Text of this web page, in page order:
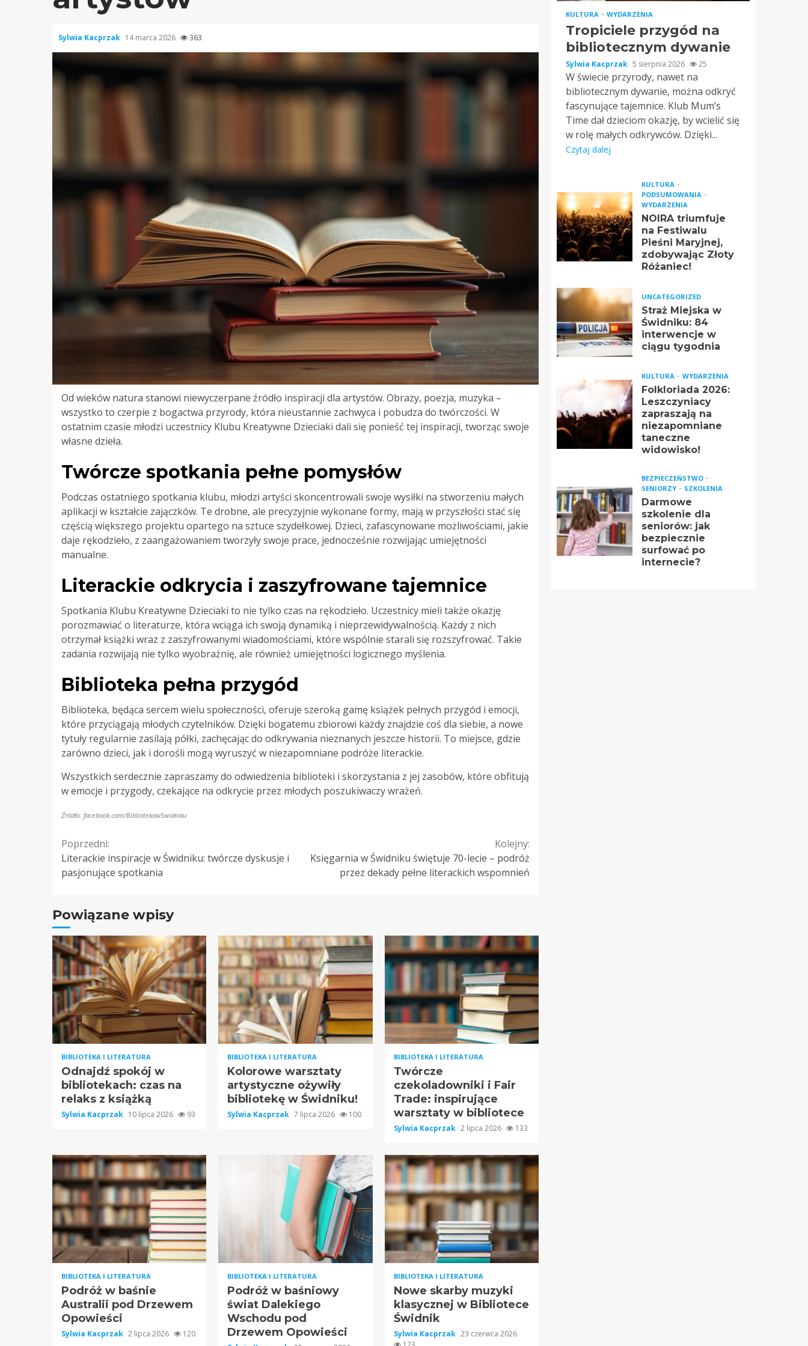
Sylwia Kacprzak 14 marca 2026 363
Od wieków natura stanowi niewyczerpane źródło inspiracji dla artystów. Obrazy, poezja, muzyka –
wszystko to czerpie z bogactwa przyrody, która nieustannie zachwyca i pobudza do twórczości. W
ostatnim czasie młodzi uczestnicy Klubu Kreatywne Dzieciaki dali się ponieść tej inspiracji, tworząc swoje
własne dzieła.
Twórcze spotkania pełne pomysłów
Podczas ostatniego spotkania klubu, młodzi artyści skoncentrowali swoje wysiłki na stworzeniu małych
aplikacji w kształcie zajączków. Te drobne, ale precyzyjnie wykonane formy, mają w przyszłości stać się
częścią większego projektu opartego na sztuce szydełkowej. Dzieci, zafascynowane możliwościami, jakie
daje rękodzieło, z zaangażowaniem tworzyły swoje prace, jednocześnie rozwijając umiejętności
manualne.
Literackie odkrycia i zaszyfrowane tajemnice
Spotkania Klubu Kreatywne Dzieciaki to nie tylko czas na rękodzieło. Uczestnicy mieli także okazję
porozmawiać o literaturze, która wciąga ich swoją dynamiką i nieprzewidywalnością. Każdy z nich
otrzymał książki wraz z zaszyfrowanymi wiadomościami, które wspólnie starali się rozszyfrować. Takie
zadania rozwijają nie tylko wyobraźnię, ale również umiejętności logicznego myślenia.
Biblioteka pełna przygód
Biblioteka, będąca sercem wielu społeczności, oferuje szeroką gamę książek pełnych przygód i emocji,
które przyciągają młodych czytelników. Dzięki bogatemu zbiorowi każdy znajdzie coś dla siebie, a nowe
tytuły regularnie zasilają półki, zachęcając do odkrywania nieznanych jeszcze historii. To miejsce, gdzie
zarówno dzieci, jak i dorośli mogą wyruszyć w niezapomniane podróże literackie.
Wszystkich serdecznie zapraszamy do odwiedzenia biblioteki i skorzystania z jej zasobów, które obfitują
w emocje i przygody, czekające na odkrycie przez młodych poszukiwaczy wrażeń.
Źródło: facebook.com/BibliotekawSwidniku
Continue
Reading
Poprzedni:
Literackie inspiracje w Świdniku: twórcze dyskusje i
pasjonujące spotkania
Kolejny:
Księgarnia w Świdniku świętuje 70-lecie – podróż
przez dekady pełne literackich wspomnień
Powiązane wpisy
BIBLIOTEKA I LITERATURA
Odnajdź spokój w
bibliotekach: czas na
relaks z książką
Sylwia Kacprzak 10 lipca 2026 93
BIBLIOTEKA I LITERATURA
Kolorowe warsztaty
artystyczne ożywiły
bibliotekę w Świdniku!
Sylwia Kacprzak 7 lipca 2026 100
BIBLIOTEKA I LITERATURA
Twórcze
czekoladowniki i Fair
Trade: inspirujące
warsztaty w bibliotece
Sylwia Kacprzak 2 lipca 2026 133
BIBLIOTEKA I LITERATURA
Podróż w baśnie
Australii pod Drzewem
Opowieści
Sylwia Kacprzak 2 lipca 2026 120
BIBLIOTEKA I LITERATURA
Podróż w baśniowy
świat Dalekiego
Wschodu pod
Drzewem Opowieści
BIBLIOTEKA I LITERATURA
Nowe skarby muzyki
klasycznej w Bibliotece
Świdnik
Sylwia Kacprzak 23 czerwca 2026
KULTURA WYDARZENIA
Tropiciele przygód na
bibliotecznym dywanie
Sylwia Kacprzak 5 sierpnia 2026 25
W świecie przyrody, nawet na
bibliotecznym dywanie, można odkryć
fascynujące tajemnice. Klub Mum’s
Time dał dzieciom okazję, by wcielić się
w rolę małych odkrywców. Dzięki...
Czytaj dalej
KULTURA
PODSUMOWANIA
WYDARZENIA
NOIRA triumfuje
na Festiwalu
Pieśni Maryjnej,
zdobywając Złoty
Różaniec!
UNCATEGORIZED
Straż Miejska w
Świdniku: 84
interwencje w
ciągu tygodnia
KULTURA WYDARZENIA
Folkloriada 2026:
Leszczyniacy
zapraszają na
niezapomniane
taneczne
widowisko!
BEZPIECZEŃSTWO
SENIORZY
SZKOLENIA
Darmowe
szkolenie dla
seniorów: jak
bezpiecznie
surfować po
internecie?